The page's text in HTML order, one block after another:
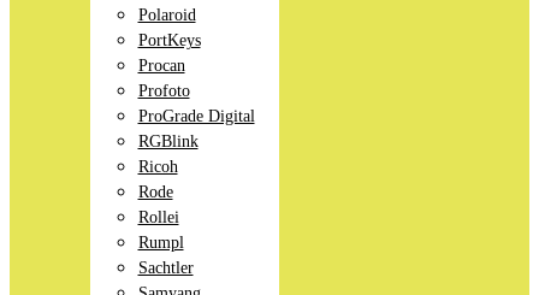
Polaroid
PortKeys
Procan
Profoto
ProGrade Digital
RGBlink
Ricoh
Rode
Rollei
Rumpl
Sachtler